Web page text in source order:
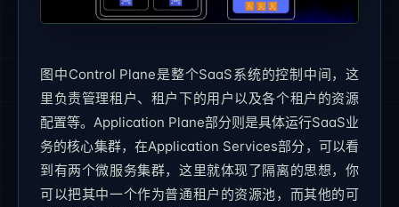
图中Control Plane是整个SaaS系统的控制中间，这
里负责管理租户、租户下的用户以及各个租户的资源
配置等。Application Plane部分则是具体运行SaaS业
务的核心集群，在Application Services部分，可以看
到有两个微服务集群，这里就体现了隔离的思想，你
可以把其中一个作为普通租户的资源池，而其他的可